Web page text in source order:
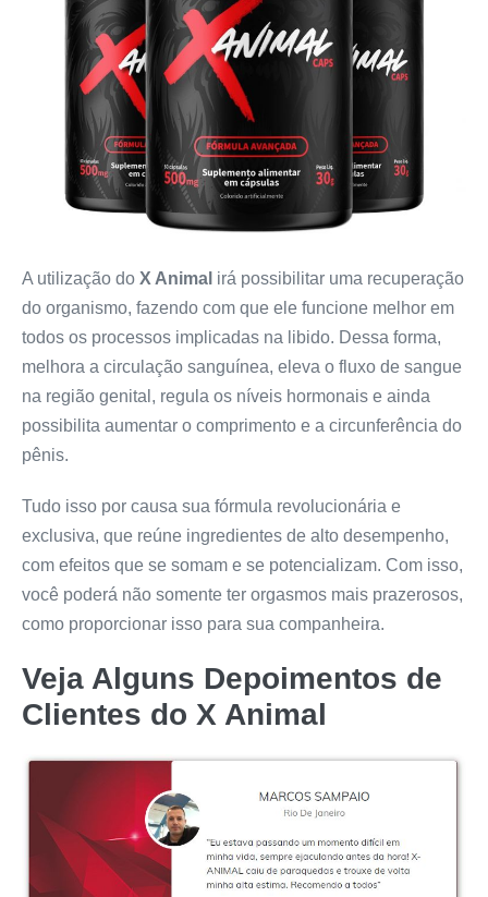
A utilização do X Animal irá possibilitar uma recuperação
do organismo, fazendo com que ele funcione melhor em
todos os processos implicadas na libido. Dessa forma,
melhora a circulação sanguínea, eleva o fluxo de sangue
na região genital, regula os níveis hormonais e ainda
possibilita aumentar o comprimento e a circunferência do
pênis.
Tudo isso por causa sua fórmula revolucionária e
exclusiva, que reúne ingredientes de alto desempenho,
com efeitos que se somam e se potencializam. Com isso,
você poderá não somente ter orgasmos mais prazerosos,
como proporcionar isso para sua companheira.
Veja Alguns Depoimentos de
Clientes do X Animal